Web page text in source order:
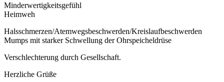
Minderwertigkeitsgefühl
Heimweh
Halsschmerzen/Atemwegsbeschwerden/Kreislaufbeschwerden
Mumps mit starker Schwellung der Ohrspeicheldrüse
Verschlechterung durch Gesellschaft.
Herzliche Grüße